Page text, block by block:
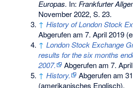
Europas. In: Frankfurter
November 2022, S. 23.
↑ History of London Stock
Abgerufen am 7. April 2019
↑ London Stock Exchange
results for the six months
2007.
Abgerufen am 7.
↑ History.
Abgerufen am
(amerikanisches Englisch).